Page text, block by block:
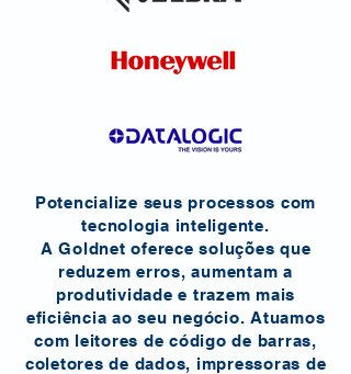
​Potencialize seus processos com
tecnologia inteligente.
A Goldnet oferece soluções que
reduzem erros, aumentam a
produtividade e trazem mais
eficiência ao seu negócio. Atuamos
com leitores de código de barras,
coletores de dados, impressoras de